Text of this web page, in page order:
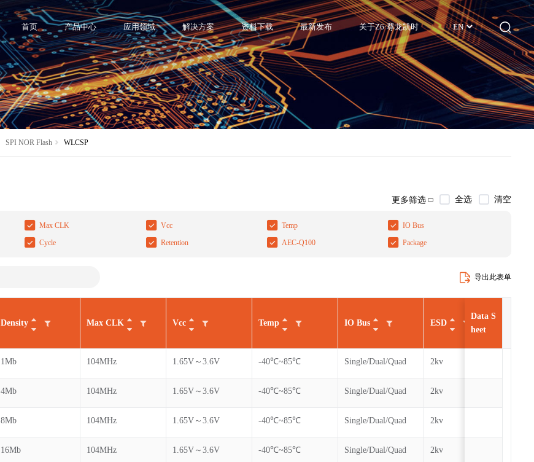
首页 产品中心 应用领域 解决方案 资料下载 最新发布 关于Z6·尊龙凯时 EN
SPI NOR Flash WLCSP
更多筛选 全选 清空
Max CLK Vcc Temp IO Bus
Cycle Retention AEC-Q100 Package
导出此表单
Density Max CLK Vcc Temp IO Bus ESD
1Mb 104MHz 1.65V～3.6V -40℃~85℃ Single/Dual/Quad 2kv
4Mb 104MHz 1.65V～3.6V -40℃~85℃ Single/Dual/Quad 2kv
8Mb 104MHz 1.65V～3.6V -40℃~85℃ Single/Dual/Quad 2kv
16Mb 104MHz 1.65V～3.6V -40℃~85℃ Single/Dual/Quad 2kv
Data S
heet